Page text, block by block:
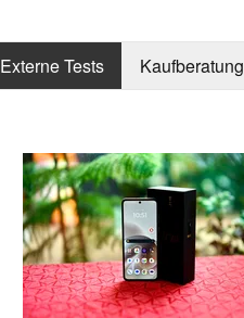
Externe Tests Kaufberatung